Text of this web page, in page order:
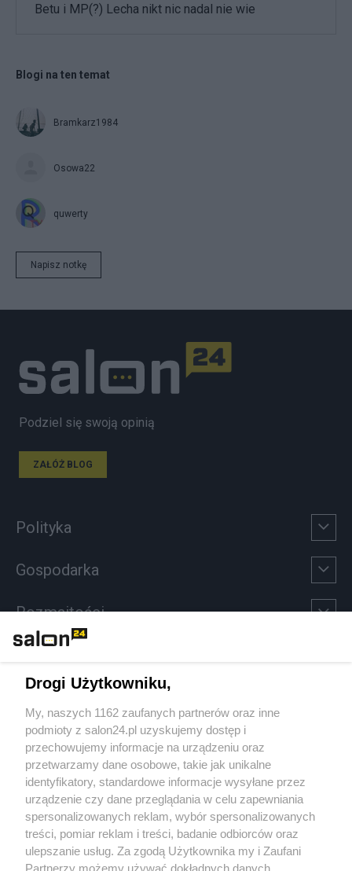
Betu i MP(?) Lecha nikt nic nadal nie wie
Blogi na ten temat
Bramkarz1984
Osowa22
quwerty
Napisz notkę
Podziel się swoją opinią
ZAŁÓŻ BLOG
Polityka
Gospodarka
Rozmaitości
Sport
Społeczeństwo
Kultura
X Facebook Instagram Youtube
Drogi Użytkowniku,
My, naszych 1162 zaufanych partnerów oraz inne
podmioty z salon24.pl uzyskujemy dostęp i
przechowujemy informacje na urządzeniu oraz
przetwarzamy dane osobowe, takie jak unikalne
identyfikatory, standardowe informacje wysyłane przez
urządzenie czy dane przeglądania w celu zapewniania
spersonalizowanych reklam, wybór spersonalizowanych
treści, pomiar reklam i treści, badanie odbiorców oraz
ulepszanie usług. Za zgodą Użytkownika my i Zaufani
Partnerzy możemy używać dokładnych danych